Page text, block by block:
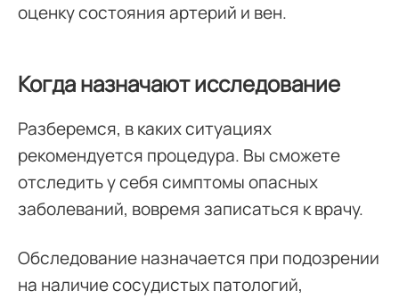
оценку состояния артерий и вен.
Когда назначают исследование
Разберемся, в каких ситуациях
рекомендуется процедура. Вы сможете
отследить у себя симптомы опасных
заболеваний, вовремя записаться к врачу.
Обследование назначается при подозрении
на наличие сосудистых патологий,